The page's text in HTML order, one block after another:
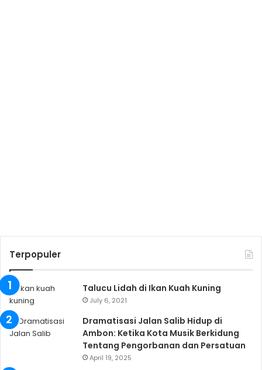
Terpopuler
Talucu Lidah di Ikan Kuah Kuning
July 6, 2021
Dramatisasi Jalan Salib Hidup di
Ambon: Ketika Kota Musik Berkidung
Tentang Pengorbanan dan Persatuan
April 19, 2025